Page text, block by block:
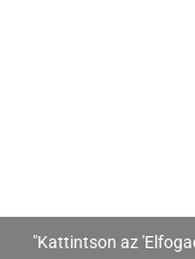
"Kattintson az